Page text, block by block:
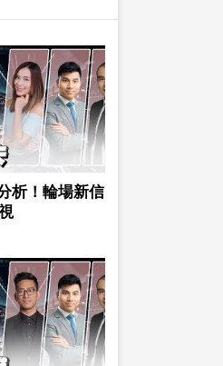
析！輪場新信